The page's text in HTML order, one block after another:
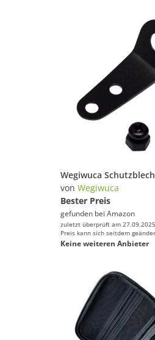
von Wegiwuca
Bester Preis
gefunden bei Amazon
zuletzt überprüft am
Preis kann sich seitdem
Keine weiteren Anbieter